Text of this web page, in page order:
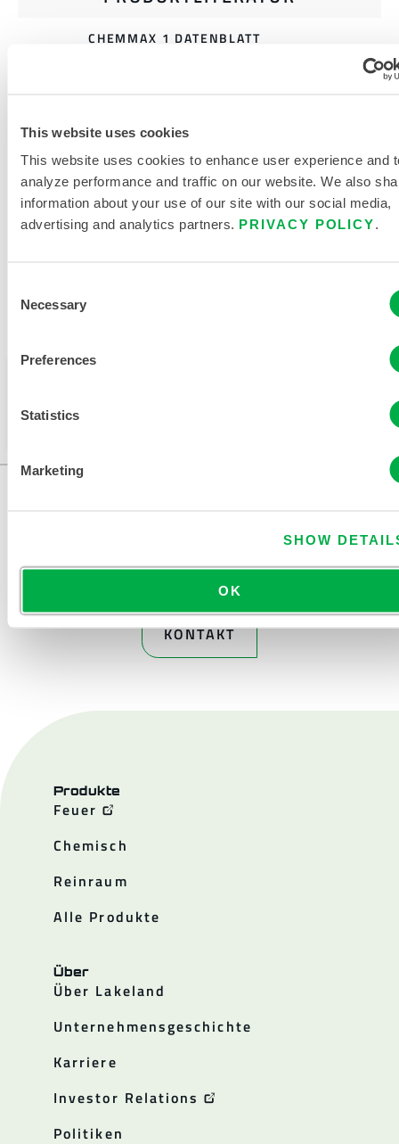
This website uses cookies
This website uses cookies to enhance user experience and
analyze performance and traffic on our website. We also
information about your use of our site with our social media,
advertising and analytics partners. PRIVACY POLICY.
Selection
Necessary
Preferences
Statistics
Marketing
SHOW
OK
VERWANDTE DOKUMENTE
CHEMMAX 1 DATENBLATT
HEMIKALIENSCHUTZKLEIDUNG
INDIEN, OZEANIEN, AFRIKA, NAHER OSTEN, ANTARKTIS,
KONTAKT
Produkte
Feuer
Chemisch
Reinraum
Alle Produkte
Über
Über Lakeland
Unternehmensgeschichte
Karriere
Investor Relations
Politiken